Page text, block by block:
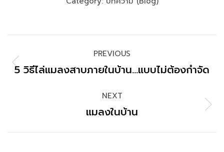
PREVIOUS
5 วิธีไล่แมลงสาบภายในบ้าน…แบบไม่ต้องกำจัด
NEXT
แมลงในบ้าน